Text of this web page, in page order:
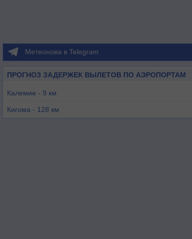
Метеонова в Telegram
ПРОГНОЗ ЗАДЕРЖЕК ВЫЛЕТОВ ПО АЭРОПОРТАМ
Калемие - 9 км
Кигома - 128 км